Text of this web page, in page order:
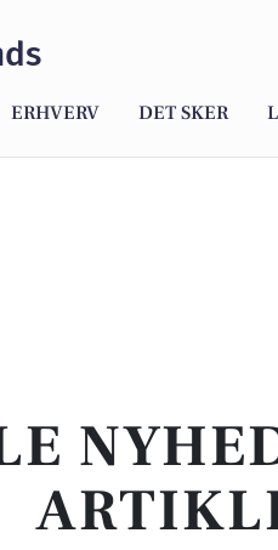
ERHVERV DET SKER